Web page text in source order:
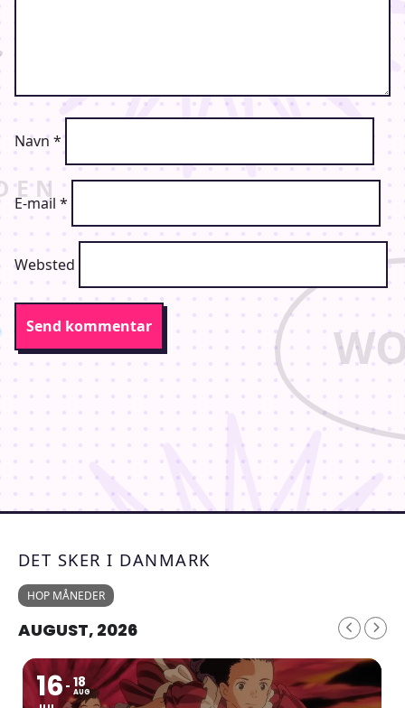
Navn *
E-mail *
Websted
DET SKER I DANMARK
HOP MÅNEDER
AUGUST, 2026
16 18
AUG